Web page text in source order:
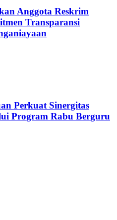
Anggota Reskrim
Transparansi
Perkuat Sinergitas
Program Rabu Berguru